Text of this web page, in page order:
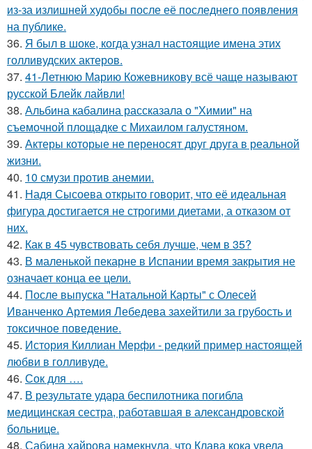
из-за излишней худобы после её последнего появления
на публике.
36. Я был в шоке, когда узнал настоящие имена этих
голливудских актеров.
37. 41-Летнюю Марию Кожевникову всё чаще называют
русской Блейк лайвли!
38. Альбина кабалина рассказала о "Химии" на
съемочной площадке с Михаилом галустяном.
39. Актеры которые не переносят друг друга в реальной
жизни.
40. 10 смузи против анемии.
41. Надя Сысоева открыто говорит, что её идеальная
фигура достигается не строгими диетами, а отказом от
них.
42. Как в 45 чувствовать себя лучше, чем в 35?
43. В маленькой пекарне в Испании время закрытия не
означает конца ее цели.
44. После выпуска "Натальной Карты" с Олесей
Иванченко Артемия Лебедева захейтили за грубость и
токсичное поведение.
45. История Киллиан Мерфи - редкий пример настоящей
любви в голливуде.
46. Сок для ….
47. В результате удара беспилотника погибла
медицинская сестра, работавшая в александровской
больнице.
48. Сабина хайрова намекнула, что Клава кока увела